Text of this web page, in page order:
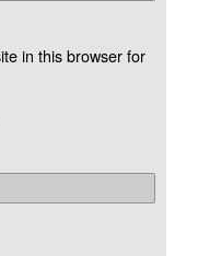
in this browser for